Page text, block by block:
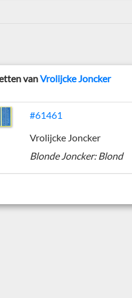
vanVrolijcke Joncker
#61461
Vrolijcke Joncker
Blonde Joncker: Blond